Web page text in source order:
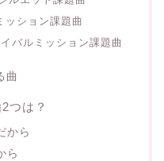
ッション課題曲
バルミッション課題曲
曲
つは？
から
ら